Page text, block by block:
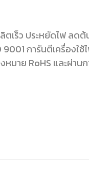
เร็ว ประหยัดไฟ ลดต้
9001 การันตีเครื่อง
มาย RoHS และผ่า